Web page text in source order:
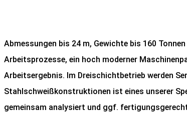
Abmessungen bis 24 m, Gewichte bis 160
Arbeitsprozesse, ein hoch moderner
Arbeitsergebnis. Im Dreischichtbetrieb werden
Stahlschweißkonstruktionen ist eines unserer
gemeinsam analysiert und ggf.